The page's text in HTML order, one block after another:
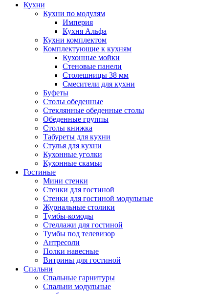
Кухни
Кухни по модулям
Империя
Кухня Альфа
Кухни комплектом
Комплектующие к кухням
Кухонные мойки
Стеновые панели
Столешницы 38 мм
Смесители для кухни
Буфеты
Столы обеденные
Стеклянные обеденные столы
Обеденные группы
Столы книжка
Табуреты для кухни
Стулья для кухни
Кухонные уголки
Кухонные скамьи
Гостиные
Мини стенки
Стенки для гостиной
Стенки для гостиной модульные
Журнальные столики
Тумбы-комоды
Стеллажи для гостиной
Тумбы под телевизор
Антресоли
Полки навесные
Витрины для гостиной
Спальни
Спальные гарнитуры
Спальни модульные